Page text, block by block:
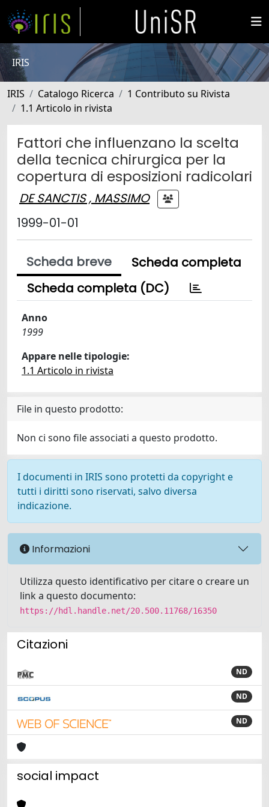
IRIS
IRIS Catalogo Ricerca
1 Contributo su Rivista
1.1 Articolo in rivista
Fattori che influenzano la scelta
della tecnica chirurgica per la
copertura di esposizioni radicolari
DE SANCTIS , MASSIMO
1999-01-01
Scheda breve
Scheda completa
Scheda completa (DC)
Anno
1999
Appare nelle tipologie:
1.1 Articolo in rivista
File in questo prodotto:
Non ci sono file associati a questo prodotto.
I documenti in IRIS sono protetti da copyright e
tutti i diritti sono riservati, salvo diversa
indicazione.
Informazioni
Utilizza questo identificativo per citare o creare un
link a questo documento:
https://hdl.handle.net/20.500.11768/16350
Citazioni
ND
ND
ND
social impact